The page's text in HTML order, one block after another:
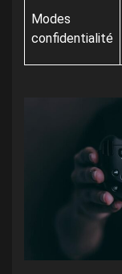
Modes
confidentialité